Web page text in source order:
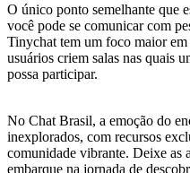
O único ponto semelhante que
você pode se comunicar com
Tinychat tem um foco maior
usuários criem salas nas quais
possa participar.
No Chat Brasil, a emoção do
inexplorados, com recursos
comunidade vibrante. Deixe as
embarque na jornada de